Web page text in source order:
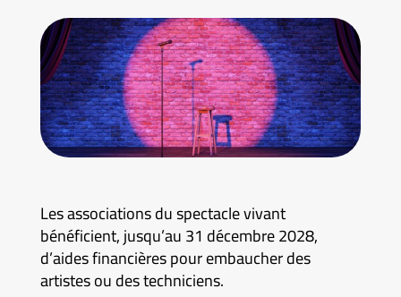
Les associations du spectacle vivant
bénéficient, jusqu’au 31 décembre 2028,
d’aides financières pour embaucher des
artistes ou des techniciens.